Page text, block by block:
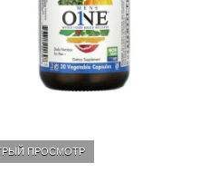
ПРОСМОТР